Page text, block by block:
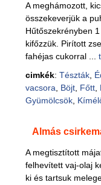
A meghámozott,
összekeverjük a
Hűtőszekrényben
kifőzzük. Pirított
fahéjas cukorral ...
cimkék: Tészták,
vacsora
Böjt, Főtt,
Gyümölcsök,
Almás
A megtisztított
felhevített vaj-olaj
ki és tartsuk